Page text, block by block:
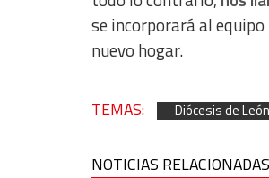
se incorporará al
nuevo hogar.
TEMAS: Diócesis de León
NOTICIAS RELACIONADAS